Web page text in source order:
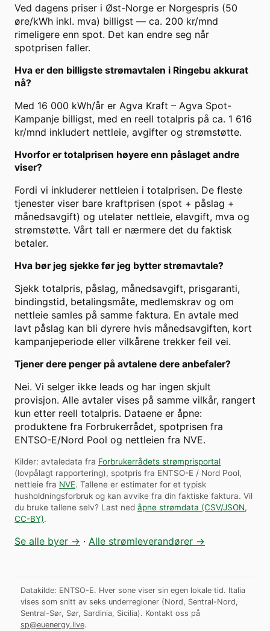
Ved dagens priser i Øst-Norge er Norgespris (50
øre/kWh inkl. mva) billigst — ca. 200 kr/mnd
rimeligere enn spot. Det kan endre seg når
spotprisen faller.
Hva er den billigste strømavtalen i Ringebu akkurat
nå?
Med 16 000 kWh/år er Agva Kraft – Agva Spot-
Kampanje billigst, med en reell totalpris på ca. 1 616
kr/mnd inkludert nettleie, avgifter og strømstøtte.
Hvorfor er totalprisen høyere enn påslaget andre
viser?
Fordi vi inkluderer nettleien i totalprisen. De fleste
tjenester viser bare kraftprisen (spot + påslag +
månedsavgift) og utelater nettleie, elavgift, mva og
strømstøtte. Vårt tall er nærmere det du faktisk
betaler.
Hva bør jeg sjekke før jeg bytter strømavtale?
Sjekk totalpris, påslag, månedsavgift, prisgaranti,
bindingstid, betalingsmåte, medlemskrav og om
nettleie samles på samme faktura. En avtale med
lavt påslag kan bli dyrere hvis månedsavgiften, kort
kampanjeperiode eller vilkårene trekker feil vei.
Tjener dere penger på avtalene dere anbefaler?
Nei. Vi selger ikke leads og har ingen skjult
provisjon. Alle avtaler vises på samme vilkår, rangert
kun etter reell totalpris. Dataene er åpne:
produktene fra Forbrukerrådet, spotprisen fra
ENTSO-E/Nord Pool og nettleien fra NVE.
Kilder: avtaledata fra Forbrukerrådets strømprisportal
(lovpålagt rapportering), spotpris fra ENTSO-E / Nord Pool,
nettleie fra NVE. Tallene er estimater for et typisk
husholdningsforbruk og kan avvike fra din faktiske faktura. Vil
du bruke tallene selv? Last ned åpne strømdata (CSV/JSON,
CC-BY).
Se alle byer → · Alle strømleverandører →
Datakilde: ENTSO-E. Hver sone viser sin egen lokale tid. Italia
vises som snitt av seks underregioner (Nord, Sentral-Nord,
Sentral-Sør, Sør, Sardinia, Sicilia). Kontakt oss på
sp@euenergy.live.